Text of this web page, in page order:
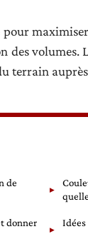
des volumes.
terrain
de
donner